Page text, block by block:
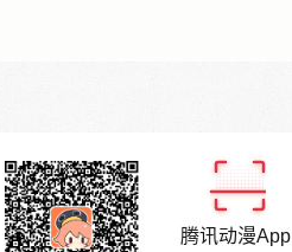
腾讯动漫App